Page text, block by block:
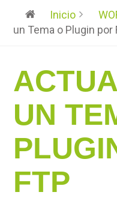
Inicio
un Tema o Plugin por
UN
FTP